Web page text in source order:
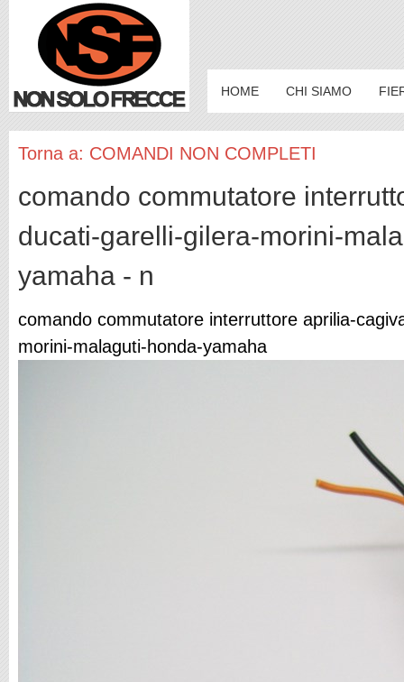
HOME CHI SIAMO
Torna a: COMANDI NON COMPLETI
comando commutatore
ducati-garelli-gilera-morini-
yamaha - n
comando commutatore interruttore aprilia-
morini-malaguti-honda-yamaha